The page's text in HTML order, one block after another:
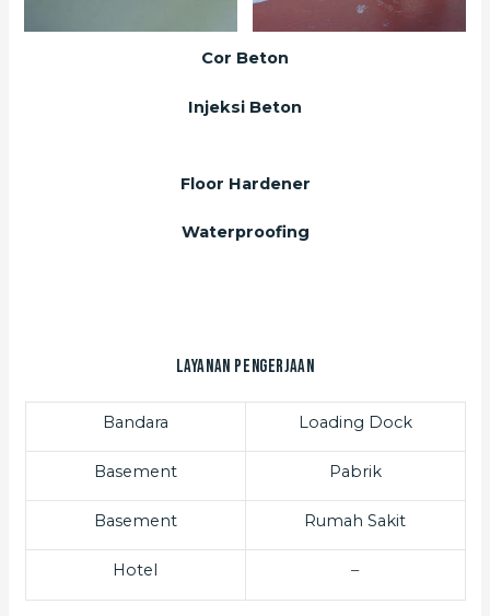
Cor Beton
Injeksi Beton
Floor Hardener
Waterproofing
Layanan Pengerjaan
Bandara Loading Dock
Basement Pabrik
Basement Rumah Sakit
Hotel –